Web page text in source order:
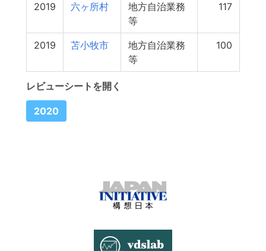
2019 六ヶ所村
地方自治業務
等
117
2019 苫小牧市
地方自治業務
等
100
レビューシートを開く
2020